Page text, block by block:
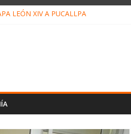
LEÓN XIV A PUCALLPA